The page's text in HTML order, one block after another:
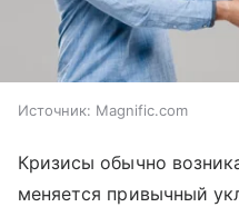
Источник: Magnific.com
Кризисы обычно
меняется привычный